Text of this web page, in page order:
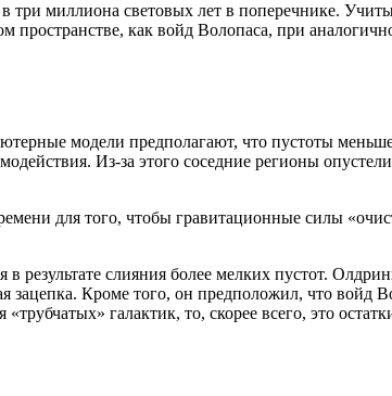
три миллиона световых лет в поперечнике.
пространстве, как войд Волопаса, при
модели предполагают, что пустоты
Из-за этого соседние регионы
для того, чтобы гравитационные силы
слияния более мелких пустот.
Кроме того, он предположил, что войд
галактик, то, скорее всего, это